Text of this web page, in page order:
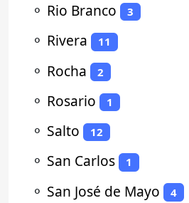
⚬ Rio Branco 3
⚬ Rivera 11
⚬ Rocha 2
⚬ Rosario 1
⚬ Salto 12
⚬ San Carlos 1
⚬ San José de Mayo 4